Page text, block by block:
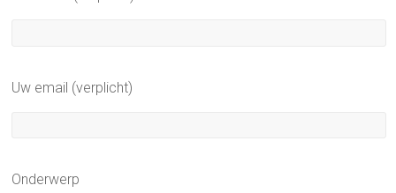
Uw email (verplicht)
Onderwerp